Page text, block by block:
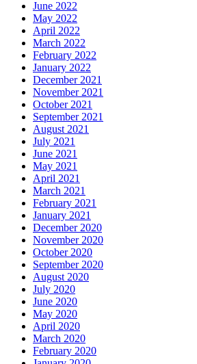
June 2022
May 2022
April 2022
March 2022
February 2022
January 2022
December 2021
November 2021
October 2021
September 2021
August 2021
July 2021
June 2021
May 2021
April 2021
March 2021
February 2021
January 2021
December 2020
November 2020
October 2020
September 2020
August 2020
July 2020
June 2020
May 2020
April 2020
March 2020
February 2020